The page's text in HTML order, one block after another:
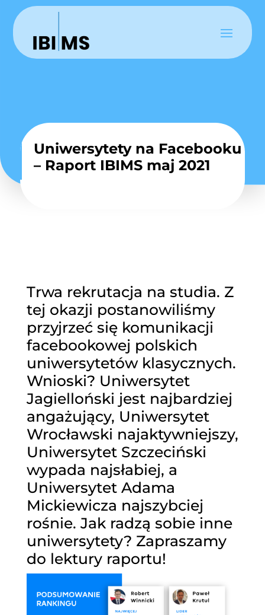
Uniwersytety na Facebooku
– Raport IBIMS maj 2021
Trwa rekrutacja na studia. Z
tej okazji postanowiliśmy
przyjrzeć się komunikacji
facebookowej polskich
uniwersytetów klasycznych.
Wnioski? Uniwersytet
Jagielloński jest najbardziej
angażujący, Uniwersytet
Wrocławski najaktywniejszy,
Uniwersytet Szczeciński
wypada najsłabiej, a
Uniwersytet Adama
Mickiewicza najszybciej
rośnie. Jak radzą sobie inne
uniwersytety? Zapraszamy
do lektury raportu!